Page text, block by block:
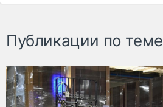
Публикации по теме